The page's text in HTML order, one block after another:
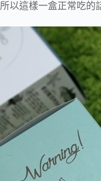
所以這樣一盒正常吃的